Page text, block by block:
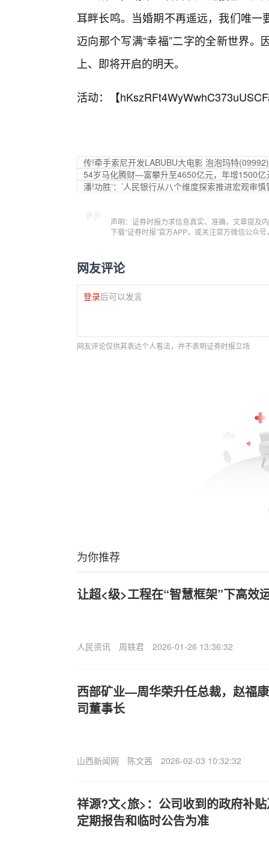
耳畔长鸣。当婚期不再遥远，我们唯
迈向那个写满“幸福”二字的全新世界
上、即将开启的明天。
活动：【
传!牵手索尼开发LABUBU大电影 泡泡玛特
54岁马化腾财—富攀升至4650亿元，年增1500亿
潘!功胜‘：’人民银行从八个维度探索推进宏观审
声明：证券时报力求信息真实、准确，文章提及
下载“证券时报”官方APP，或关注官方微信公众
网友评论
登录后可以发言
网友评论仅供其表达个人看法，并不表明证券时报立场
为你推荐
让超<级>工程在“智慧框架”下高效
人民资讯 周轶君 2026-01-26 13:36:32
西部矿业—周华荣升任总裁，赵福
司董事长
山西新闻网 陈文茜 2026-02-03 10:32:32
祥源?文<旅>：公司收到的政府补
定期报告和临时公告为准